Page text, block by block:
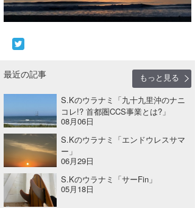
最近の記事
もっと見る
S.Kのウラナミ「九十九里沖のナニ
コレ!? 首都圏CCS事業とは?」
08月06日
S.Kのウラナミ「エンドウレスサマ
ー」
06月29日
S.Kのウラナミ「サーFin」
05月18日